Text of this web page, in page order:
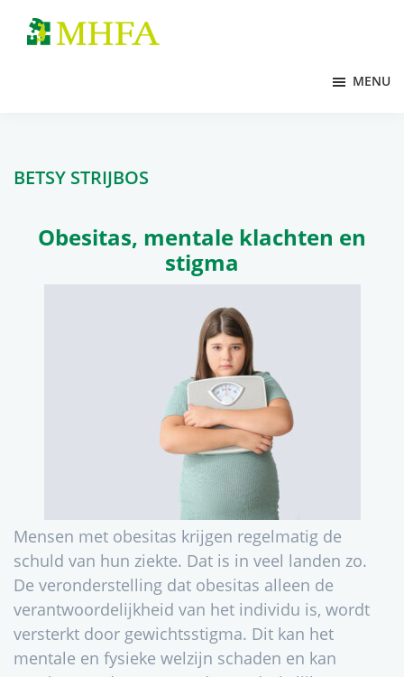
naar
naar
MENU
BETSY STRIJBOS
Obesitas, mentale klachten en
stigma
Mensen met obesitas krijgen regelmatig de
schuld van hun ziekte. Dat is in veel landen zo.
De veronderstelling dat obesitas alleen de
verantwoordelijkheid van het individu is, wordt
versterkt door gewichtsstigma. Dit kan het
mentale en fysieke welzijn schaden en kan